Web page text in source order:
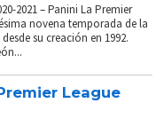
2021 – Panini La Premier
novena temporada de la
su creación en 1992.
League